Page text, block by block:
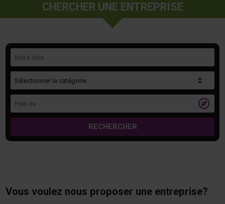
CHERCHER UNE ENTREPRISE

RECHERCHER
Vous voulez nous proposer une entreprise?